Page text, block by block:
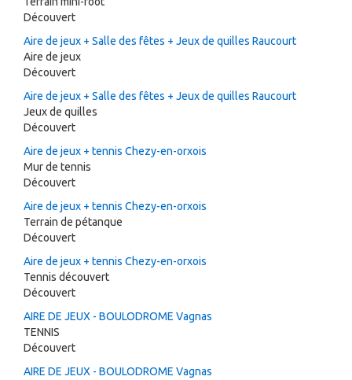
Découvert
Aire de jeux + Salle des fêtes + Jeux de quilles Raucourt
Aire de jeux
Découvert
Aire de jeux + Salle des fêtes + Jeux de quilles Raucourt
Jeux de quilles
Découvert
Aire de jeux + tennis Chezy-en-orxois
Mur de tennis
Découvert
Aire de jeux + tennis Chezy-en-orxois
Terrain de pétanque
Découvert
Aire de jeux + tennis Chezy-en-orxois
Tennis découvert
Découvert
AIRE DE JEUX - BOULODROME Vagnas
TENNIS
Découvert
AIRE DE JEUX - BOULODROME Vagnas